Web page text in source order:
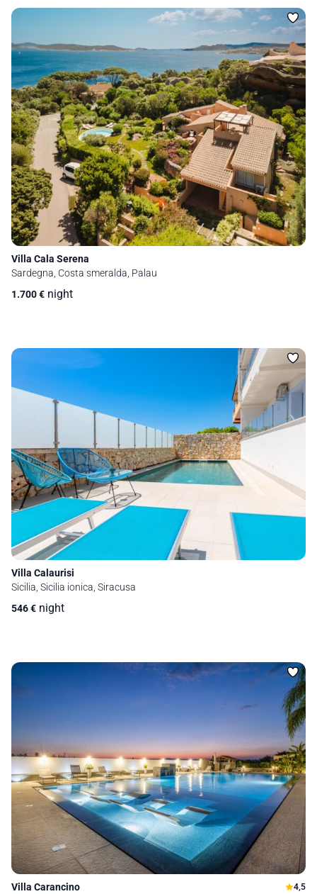
Villa Cala Serena
Sardegna, Costa smeralda, Palau
1.700€ night
Villa Calaurisi
Sicilia, Sicilia ionica, Siracusa
546€ night
Villa Carancino 4,5